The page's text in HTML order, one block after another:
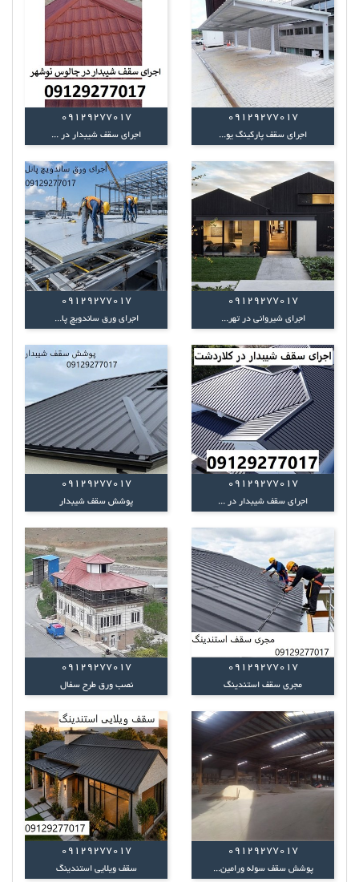
09129277017
اجرای سقف پارکینگ یو...
09129277017
اجرای سقف شیبدار در ...
09129277017
اجرای شیروانی در تهر...
09129277017
اجرای ورق ساندویچ پا...
09129277017
اجرای سقف شیبدار در ...
09129277017
پوشش سقف شیبدار
09129277017
مجری سقف استندینگ
09129277017
نصب ورق طرح سفال
09129277017
پوشش سقف سوله ورامین...
09129277017
سقف ویلایی استندینگ